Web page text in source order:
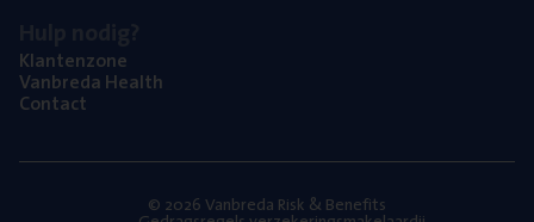
Klan­ten­zo­ne
Van­b­re­da Health
Con­tact
© 2026 Vanbreda Risk & Benefits